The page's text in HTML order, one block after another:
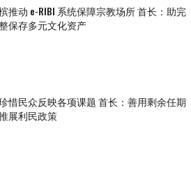
推动 e-RIBI 系统保障宗教场所 首长：助完
保存多元文化资产
惜民众反映各项课题 首长：善用剩余任期
展利民政策